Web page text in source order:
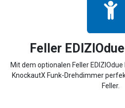
Feller
Mit dem optionalen Feller
KnockautX Funk-Drehdimmer
Feller.